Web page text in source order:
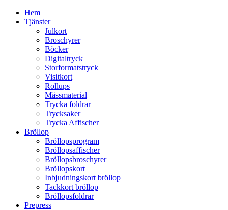
Hem
Tjänster
Julkort
Broschyrer
Böcker
Digitaltryck
Storformatstryck
Visitkort
Rollups
Mässmaterial
Trycka foldrar
Trycksaker
Trycka Affischer
Bröllop
Bröllopsprogram
Bröllopsaffischer
Bröllopsbroschyrer
Bröllopskort
Inbjudningskort bröllop
Tackkort bröllop
Bröllopsfoldrar
Prepress